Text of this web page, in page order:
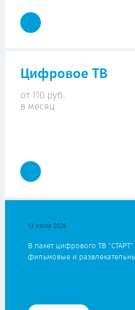
13 июля 2026
В пакет цифрового ТВ
фильмовые и
Цифровое ТВ
от 110 руб.
в месяц